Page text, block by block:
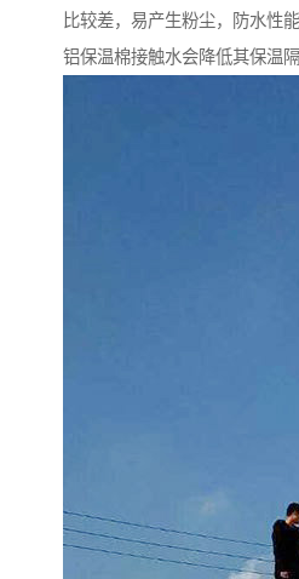
比较差，易产生粉尘，防水性
铝保温棉接触水会降低其保温隔